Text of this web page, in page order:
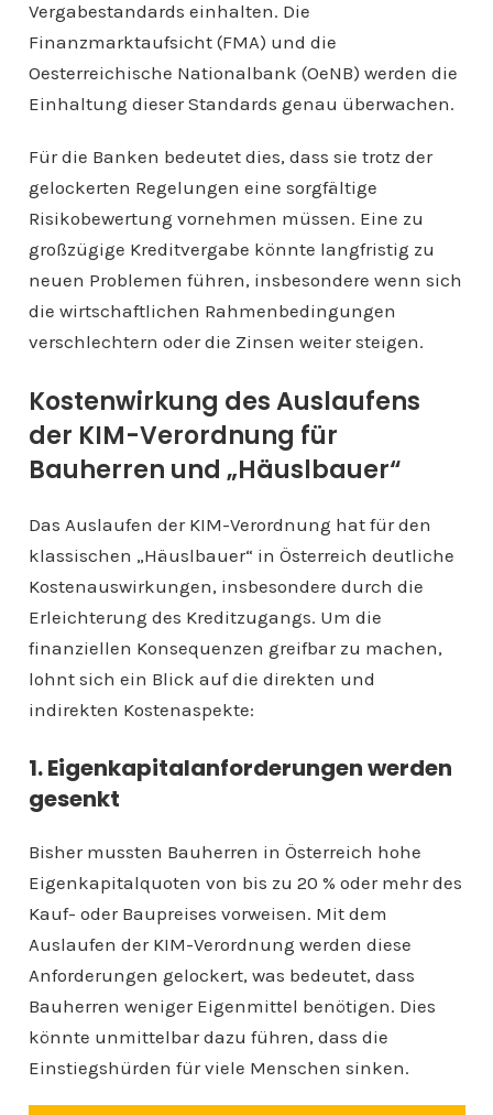
Vergabestandards einhalten. Die
Finanzmarktaufsicht (FMA) und die
Oesterreichische Nationalbank (OeNB) werden die
Einhaltung dieser Standards genau überwachen.
Für die Banken bedeutet dies, dass sie trotz der
gelockerten Regelungen eine sorgfältige
Risikobewertung vornehmen müssen. Eine zu
großzügige Kreditvergabe könnte langfristig zu
neuen Problemen führen, insbesondere wenn sich
die wirtschaftlichen Rahmenbedingungen
verschlechtern oder die Zinsen weiter steigen.
Kostenwirkung des Auslaufens
der KIM-Verordnung für
Bauherren und „Häuslbauer“
Das Auslaufen der KIM-Verordnung hat für den
klassischen „Häuslbauer“ in Österreich deutliche
Kostenauswirkungen, insbesondere durch die
Erleichterung des Kreditzugangs. Um die
finanziellen Konsequenzen greifbar zu machen,
lohnt sich ein Blick auf die direkten und
indirekten Kostenaspekte:
1. Eigenkapitalanforderungen werden
gesenkt
Bisher mussten Bauherren in Österreich hohe
Eigenkapitalquoten von bis zu 20 % oder mehr des
Kauf- oder Baupreises vorweisen. Mit dem
Auslaufen der KIM-Verordnung werden diese
Anforderungen gelockert, was bedeutet, dass
Bauherren weniger Eigenmittel benötigen. Dies
könnte unmittelbar dazu führen, dass die
Einstiegshürden für viele Menschen sinken.